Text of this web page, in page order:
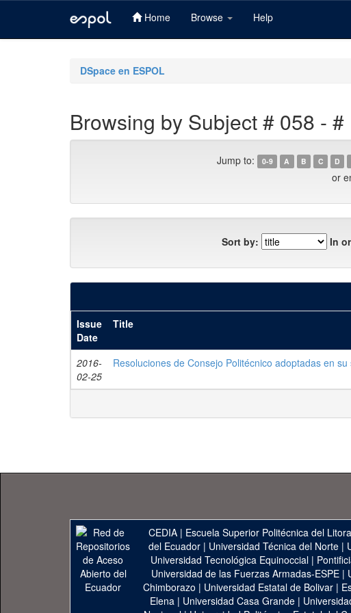
Home Browse Help
DSpace en ESPOL
Browsing by Subject # 058 - #
Jump to: 0-9 A B C D
or
Sort by: In
Issue
Date
Title
2016-
02-25
Resoluciones de Consejo Politécnico adoptadas en
CEDIA | Escuela Superior Politécnica del
del Ecuador| Universidad Técnica del Norte|
Universidad Tecnológica Equinoccial|
Universidad de las Fuerzas Armadas-ESPE |
Chimborazo | Universidad Estatal de Bolivar|
Elena | Universidad Casa Grande |